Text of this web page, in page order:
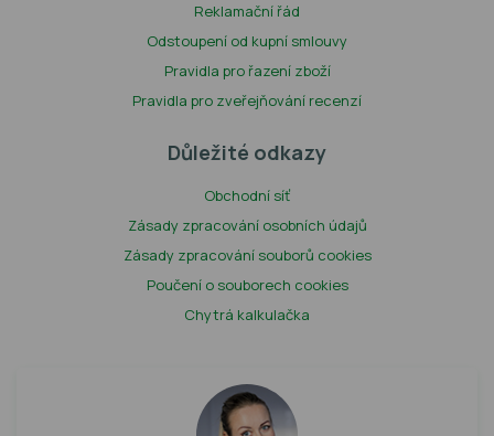
Reklamační řád
Odstoupení od kupní smlouvy
Pravidla pro řazení zboží
Pravidla pro zveřejňování recenzí
Důležité odkazy
Obchodní síť
Zásady zpracování osobních údajů
Zásady zpracování souborů cookies
Poučení o souborech cookies
Chytrá kalkulačka